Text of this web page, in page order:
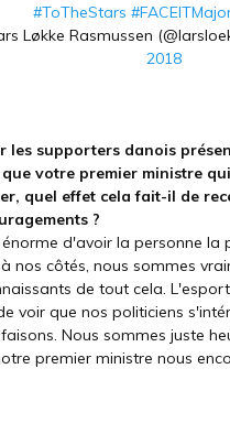
#ToTheStars
Løkke Rasmussen
2018
les supporters danois
votre premier ministre
quel effet cela fait-il de
?
d'avoir la personne la
nos côtés, nous sommes
de tout cela.
voir que nos politiciens
Nous sommes juste
premier ministre nous